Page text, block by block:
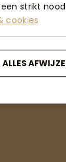
strikt
cookies
ALLES